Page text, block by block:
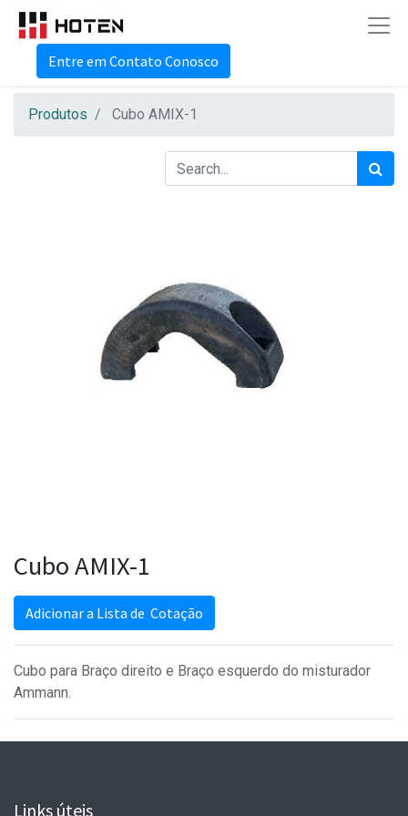
Entre em Contato Conosco
Produtos Cubo AMIX-1
Cubo AMIX-1
Adicionar a Lista de Cotação
Cubo para Braço direito e Braço esquerdo do misturador
Ammann.
Links úteis